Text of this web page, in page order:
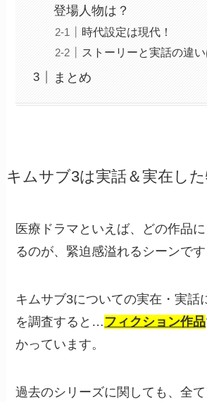
登場人物は？
時代設定は現代！
ストーリーと実話の違い
まとめ
キムサブ3は実話＆実在し
医療ドラマといえば、どの作品
るのが、緊迫感溢れるシーンです
キムサブ3についての実在・実話
を調査すると… フィクション作品
かっています。
過去のシリーズに関しても、全